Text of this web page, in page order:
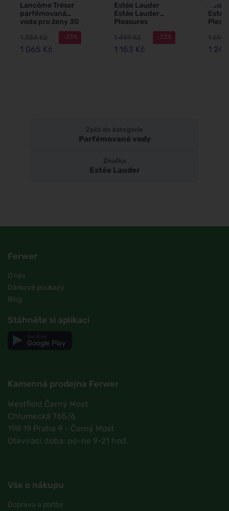
Lancôme Trésor
parfémovaná
voda pro ženy 30
1 384 Kč
1 065 Kč
-23%
Estée Lauder
Estée Lauder
Pleasures
parfémovaná
voda pro ženy
1 499 Kč
1 153 Kč
-23%
voda
1 614
1
Zpět do kategorie
Parfémované vody
Značka
Estée Lauder
Ferwer
O nás
Dárkové poukazy
Blog
Stáhněte si aplikaci
Google Play
Kamenná prodejna Ferwer
Westfield Černý Most
Chlumecká 765/6
198 19 Praha 9 - Černý Most
Otevírací doba: po-ne 9-21 hod.
Vše o nákupu
Doprava a platby